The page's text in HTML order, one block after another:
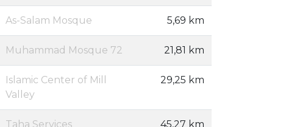
As-Salam Mosque 5,69 km
Muhammad Mosque 72 21,81 km
Islamic Center of Mill
Valley
29,25 km
Taha Services 45,27 km